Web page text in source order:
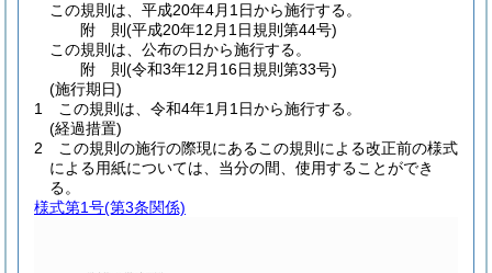
この規則は、平成20年4月1日から施行する。
附 則(平成20年12月1日規則第44号)
この規則は、公布の日から施行する。
附 則(令和3年12月16日規則第33号)
(施行期日)
1
この規則は、令和4年1月1日から施行する。
(経過措置)
2
この規則の施行の際現にあるこの規則による改正前の様式
による用紙については、当分の間、使用することができ
る。
様式第1号(第3条関係)